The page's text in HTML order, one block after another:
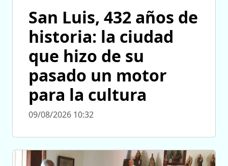
San Luis, 432 años de
historia: la ciudad
que hizo de su
pasado un motor
para la cultura
09/08/2026 10:32